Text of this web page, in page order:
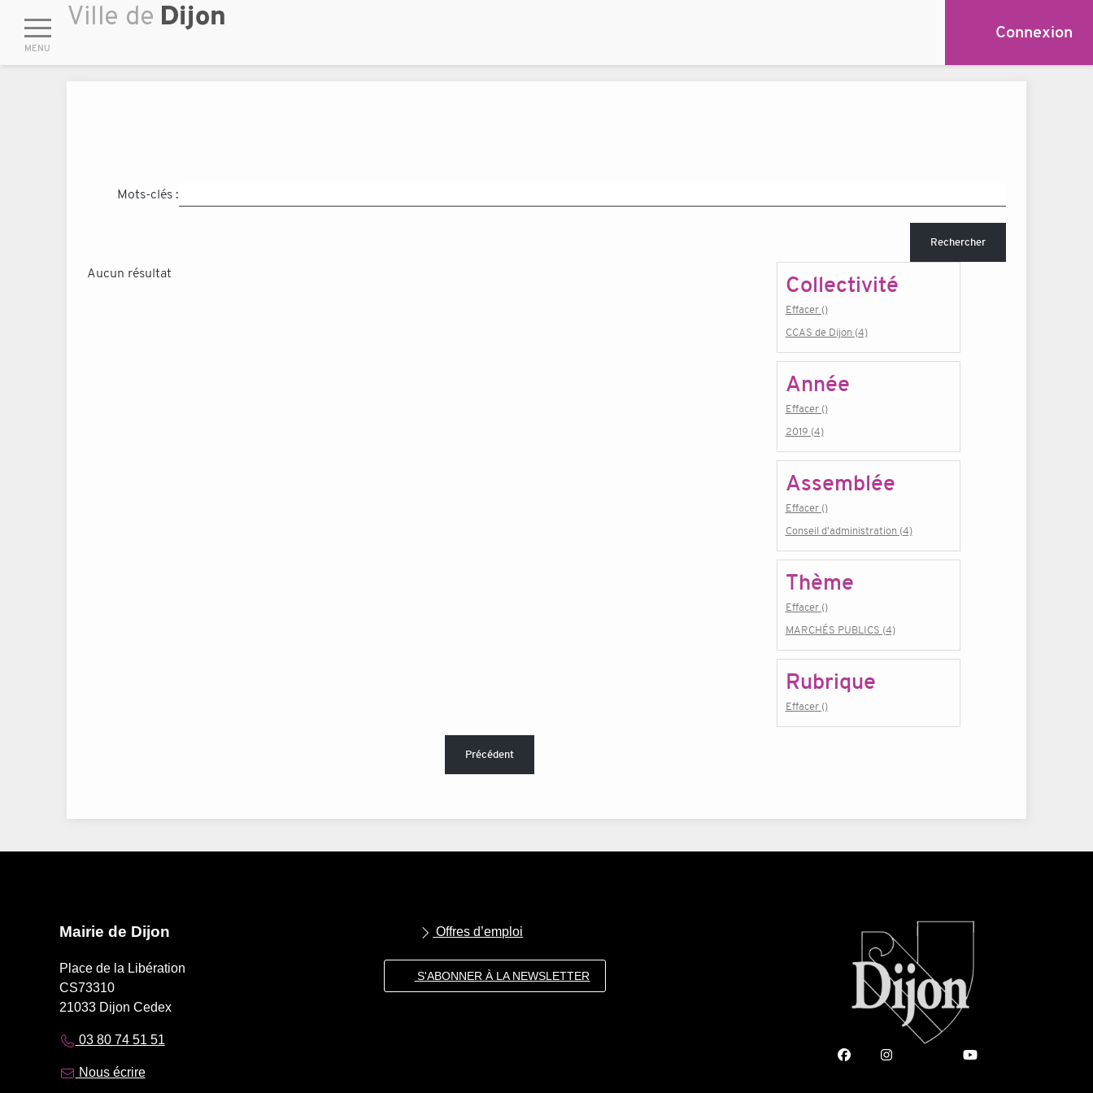
Connexion
Mots-clés :
Rechercher
Aucun résultat Collectivité
Effacer ()
CCAS de Dijon (4)
Année
Effacer ()
2019 (4)
Assemblée
Effacer ()
Conseil d'administration (4)
Thème
Effacer ()
MARCHÉS PUBLICS (4)
Rubrique
Effacer ()
Précédent
Mairie de Dijon
Place de la Libération
CS73310
21033 Dijon Cedex
03 80 74 51 51
Nous écrire
Offres d’emploi
S'ABONNER À LA NEWSLETTER